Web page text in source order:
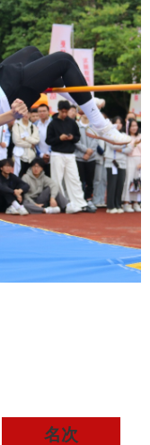
名次